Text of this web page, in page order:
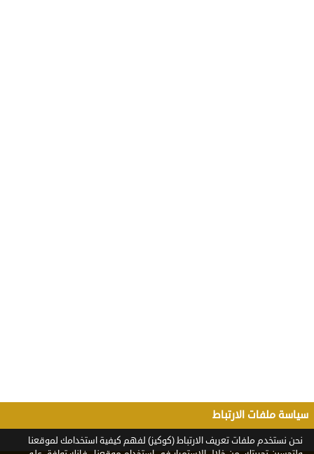
سياسة ملفات الارتباط
نحن نستخدم ملفات تعريف الارتباط (كوكيز) لفهم كيفية استخدامك لموقعنا